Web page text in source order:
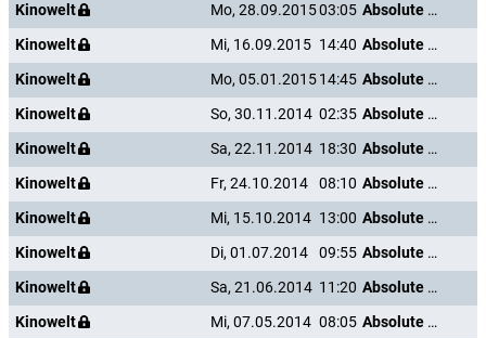
Kinowelt
Mo, 28.09.201503:05
Absolute Wilson
Kinowelt
Mi, 16.09.2015 14:40
Absolute Wilson
Kinowelt
Mo, 05.01.201514:45
Absolute Wilson
Kinowelt
So, 30.11.2014 02:35
Absolute Wilson
Kinowelt
Sa, 22.11.2014 18:30
Absolute Wilson
Kinowelt
Fr, 24.10.2014 08:10
Absolute Wilson
Kinowelt
Mi, 15.10.2014 13:00
Absolute Wilson
Kinowelt
Di, 01.07.2014 09:55
Absolute Wilson
Kinowelt
Sa, 21.06.2014 11:20
Absolute Wilson
Kinowelt
Mi, 07.05.2014 08:05
Absolute Wilson